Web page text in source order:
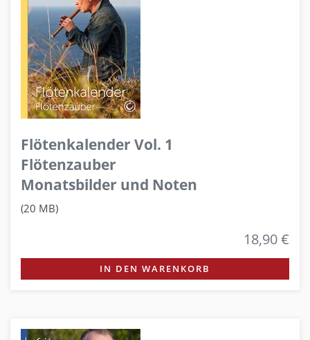
Flötenkalender Vol. 1
Flötenzauber
Monatsbilder und Noten
(20 MB)
18,90 €
IN DEN WARENKORB